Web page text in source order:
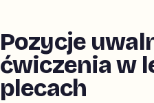
Pozycje
ćwiczenia w
plecach